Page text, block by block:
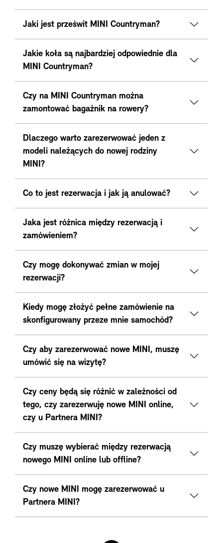
Jaki jest prześwit MINI Countryman?
Jakie koła są najbardziej odpowiednie dla
MINI Countryman?
Czy na MINI Countryman można
zamontować bagażnik na rowery?
Dlaczego warto zarezerwować jeden z
modeli należących do nowej rodziny
MINI?
Co to jest rezerwacja i jak ją anulować?
Jaka jest różnica między rezerwacją i
zamówieniem?
Czy mogę dokonywać zmian w mojej
rezerwacji?
Kiedy mogę złożyć pełne zamówienie na
skonfigurowany przeze mnie samochód?
Czy aby zarezerwować nowe MINI, muszę
umówić się na wizytę?
Czy ceny będą się różnić w zależności od
tego, czy zarezerwuję nowe MINI online,
czy u Partnera MINI?
Czy muszę wybierać między rezerwacją
nowego MINI online lub offline?
Czy nowe MINI mogę zarezerwować u
Partnera MINI?